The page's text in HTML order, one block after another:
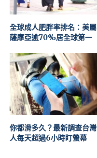
全球成人肥胖率排名：美屬
薩摩亞逾70%居全球第一
你都滑多久？最新調查台灣
人每天超過6小時盯螢幕